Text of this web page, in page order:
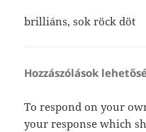
brilliáns, sok röck döt
Hozzászólások
To respond on your
your response which